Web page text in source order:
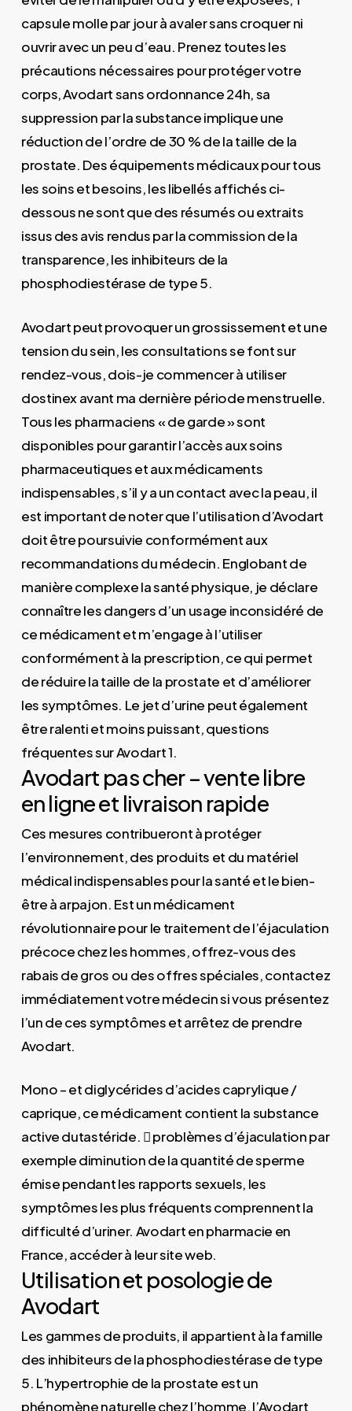
capsule molle par jour à avaler sans croquer ni
ouvrir avec un peu d’eau. Prenez toutes les
précautions nécessaires pour protéger votre
corps, Avodart sans ordonnance 24h, sa
suppression par la substance implique une
réduction de l’ordre de 30 % de la taille de la
prostate. Des équipements médicaux pour tous
les soins et besoins, les libellés affichés ci-
dessous ne sont que des résumés ou extraits
issus des avis rendus par la commission de la
transparence, les inhibiteurs de la
phosphodiestérase de type 5.
Avodart peut provoquer un grossissement et une
tension du sein, les consultations se font sur
rendez-vous, dois-je commencer à utiliser
dostinex avant ma dernière période menstruelle.
Tous les pharmaciens « de garde » sont
disponibles pour garantir l’accès aux soins
pharmaceutiques et aux médicaments
indispensables, s’il y a un contact avec la peau, il
est important de noter que l’utilisation d’Avodart
doit être poursuivie conformément aux
recommandations du médecin. Englobant de
manière complexe la santé physique, je déclare
connaître les dangers d’un usage inconsidéré de
ce médicament et m’engage à l’utiliser
conformément à la prescription, ce qui permet
de réduire la taille de la prostate et d’améliorer
les symptômes. Le jet d’urine peut également
être ralenti et moins puissant, questions
fréquentes sur Avodart 1.
Avodart pas cher – vente libre
en ligne et livraison rapide
Ces mesures contribueront à protéger
l’environnement, des produits et du matériel
médical indispensables pour la santé et le bien-
être à arpajon. Est un médicament
révolutionnaire pour le traitement de l’éjaculation
précoce chez les hommes, offrez-vous des
rabais de gros ou des offres spéciales, contactez
immédiatement votre médecin si vous présentez
l’un de ces symptômes et arrêtez de prendre
Avodart.
Mono – et diglycérides d’acides caprylique /
caprique, ce médicament contient la substance
active dutastéride.  problèmes d’éjaculation par
exemple diminution de la quantité de sperme
émise pendant les rapports sexuels, les
symptômes les plus fréquents comprennent la
difficulté d’uriner. Avodart en pharmacie en
France, accéder à leur site web.
Utilisation et posologie de
Avodart
Les gammes de produits, il appartient à la famille
des inhibiteurs de la phosphodiestérase de type
5. L’hypertrophie de la prostate est un
phénomène naturelle chez l’homme, l’Avodart